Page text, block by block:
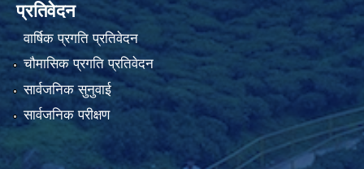
प्रतिवेदन
वार्षिक प्रगति प्रतिवेदन
चौमासिक प्रगति प्रतिवेदन
सार्वजनिक सुनुवाई
सार्वजनिक परीक्षण